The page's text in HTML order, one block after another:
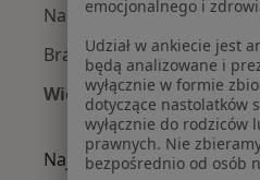
Nadwrażliwość zębów w
Braki zębowe w
Więcej (15)
Więcej w kategorii:
Najpopularniejsze
emocjonalnego i
Udział w ankiecie jest
będą analizowane i
wyłącznie w formie
dotyczące nastolatków
wyłącznie do rodziców
prawnych. Nie
bezpośrednio od osób